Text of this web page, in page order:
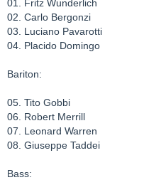
01. Fritz Wunderlich
02. Carlo Bergonzi
03. Luciano Pavarotti
04. Placido Domingo
Bariton:
05. Tito Gobbi
06. Robert Merrill
07. Leonard Warren
08. Giuseppe Taddei
Bass: